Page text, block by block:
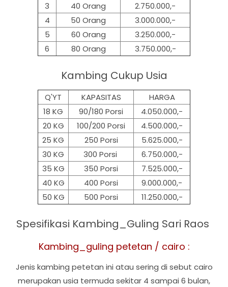
3
40 Orang
2.750.000,-
4
50 Orang
3.000.000,-
5
60 Orang
3.250.000,-
6
80 Orang 3.750.000,-
Kambing Cukup Usia
Q'YT KAPASITAS
HARGA
18 KG
90/180 Porsi
4.050.000,-
20 KG
100/200 Porsi
4.500.000,-
25 KG
250 Porsi
5.625.000,-
30 KG
300 Porsi
6.750.000,-
35 KG
350 Porsi
7.525.000,-
40 KG
400 Porsi
9.000.000,-
50 KG
500 Porsi 11.250.000,-
Spesifikasi Kambing_Guling Sari Raos
Kambing_guling petetan / cairo :
Jenis kambing petetan ini atau sering di sebut cairo
merupakan usia termuda sekitar 4 sampai 6 bulan,